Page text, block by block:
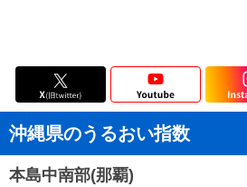
沖縄県のうるおい指数
本島中南部(那覇)